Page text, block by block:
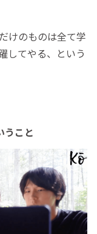
けのものは全て学
してやる、という
うこと